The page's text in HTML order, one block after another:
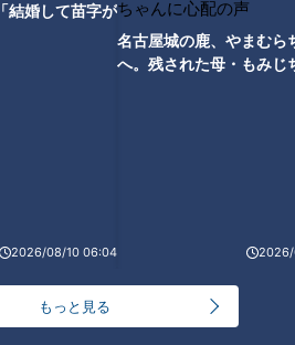
結婚して苗字が
2026/08/10 06:04
名古屋城の鹿、やまむら
へ。残された母・もみじ
2026/
もっと見る
厚切り！？よく焼き！？コメダ